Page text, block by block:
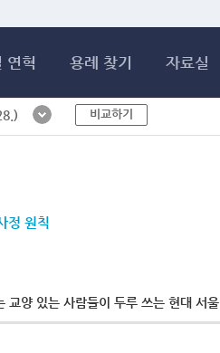
연혁 용례 찾기 자료실
비교하기
정 원칙
교양 있는 사람들이 두루 쓰는 현대 서